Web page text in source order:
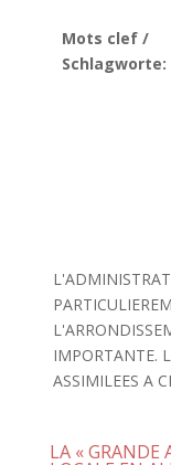
Mots clef /
Schlagworte:
IMPORTANTE.
ASSIMILEES A
LA « GRANDE